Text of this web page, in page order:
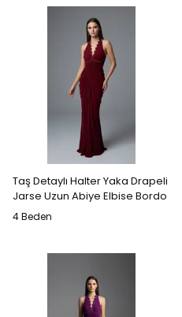
Taş Detaylı Halter Yaka Drapeli
Jarse Uzun Abiye Elbise Bordo
4 Beden